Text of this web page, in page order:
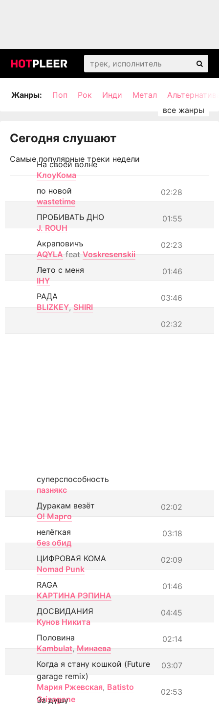
Жанры: Поп Рок Инди Метал
Сегодня слушают
Самые популярные треки недели
На своей волне
КлоуКома
02:28
по новой
wastetime
01:55
ПРОБИВАТЬ ДНО
J. ROUH
02:23
Акраповичъ
AQYLA feat Voskresenskii
01:46
Лето с меня
IHY
03:46
РАДА
BLIZKEY, SHIRI
02:32
суперспособность
пазнякс
02:02
Дуракам везёт
О! Марго
03:18
нелёгкая
без обид
02:09
ЦИФРОВАЯ КОМА
Nomad Punk
01:46
RAGA
КАРТИНА РЭПИНА
04:45
ДОСВИДАНИЯ
Кунов Никита
02:14
Половина
Kambulat, Минаева
03:07
Когда я стану кошкой (Future
garage remix)
Мария Ржевская, Batisto
Grisagone
02:53
За душу